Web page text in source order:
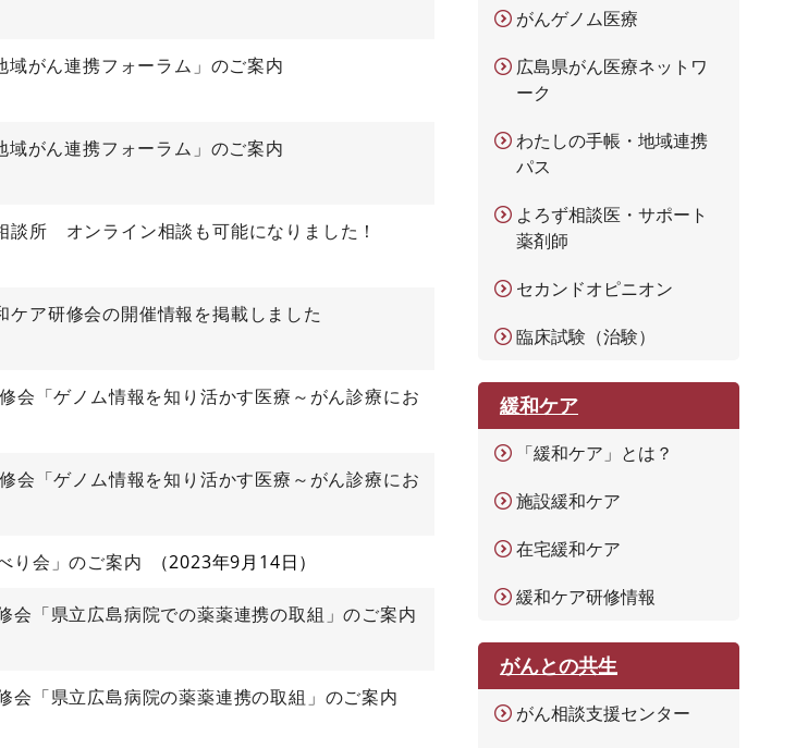
がん連携フォーラム」のご案内
がん連携フォーラム」のご案内
談所 オンライン相談も可能になりました！
ア研修会の開催情報を掲載しました
会「ゲノム情報を知り活かす医療～がん診療にお
会「ゲノム情報を知り活かす医療～がん診療にお
り会」のご案内 2023年9月14日
「県立広島病院での薬薬連携の取組」のご案内
「県立広島病院の薬薬連携の取組」のご案内
がんゲノム医療
広島県がん医療ネットワ
ーク
わたしの手帳・地域連携
パス
よろず相談医・サポート
薬剤師
セカンドオピニオン
臨床試験（治験）
緩和ケア
「緩和ケア」とは？
施設緩和ケア
在宅緩和ケア
緩和ケア研修情報
がんとの共生
がん相談支援センター